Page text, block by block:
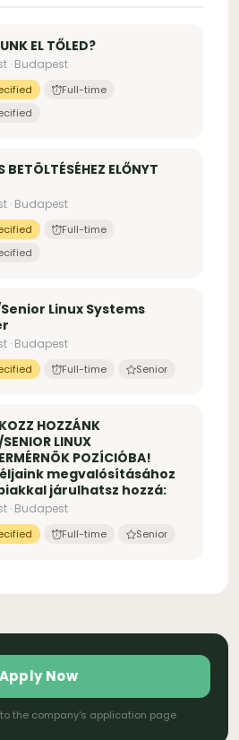
EL TŐLED?
· Budapest
Full-time
BETÖLTÉSÉHEZ ELŐNYT
· Budapest
Full-time
Linux Systems
· Budapest
Full-time Senior
HOZZÁNK
LINUX
POZÍCIÓBA!
megvalósításához
járulhatsz hozzá:
· Budapest
Full-time Senior
Apply Now
the company's application page